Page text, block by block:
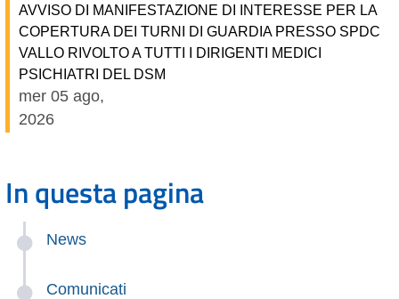
AVVISO DI MANIFESTAZIONE DI INTERESSE PER LA
COPERTURA DEI TURNI DI GUARDIA PRESSO SPDC
VALLO RIVOLTO A TUTTI I DIRIGENTI MEDICI
PSICHIATRI DEL DSM
mer 05 ago,
2026
In questa pagina
News
Comunicati